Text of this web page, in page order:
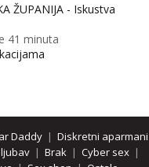
ŽUPANIJA - Iskustva
41 minuta
Daddy| Diskretni aparmani
| Brak | Cyber sex |